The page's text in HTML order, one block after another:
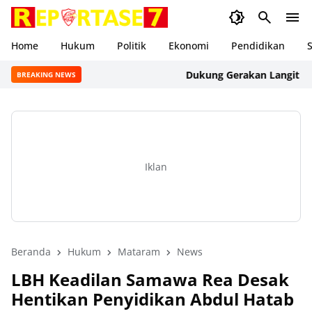
Home Hukum Politik Ekonomi Pendidikan
BREAKING NEWS Dukung Gerakan Langit Biru
Iklan
Beranda Hukum Mataram News
LBH Keadilan Samawa Rea Desak
Hentikan Penyidikan Abdul Hatab